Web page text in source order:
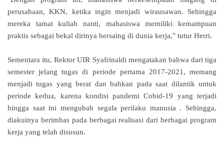
perusahaan, KKN, ketika ingin menjadi wirausawan. Sehingga
mereka tamat kuliah nanti, mahasiswa memiliki kemampuan
praktis sebagai bekal dirinya bersaing di dunia kerja," tutur Herri.
Sementara itu, Rektor UIR Syafrinaldi mengatakan bahwa dari tiga
semester jelang tugas di periode pertama 2017-2021, memang
menjadi tugas yang berat dan bahkan pada saat dilantik untuk
periode kedua, karena kondisi pandemi Cobid-19 yang terjadi
hingga saat ini mengubah segala perilaku manusia . Sehingga,
diakuinya berimbas pada berbagai realisasi dari berbagai program
kerja yang telah disusun.